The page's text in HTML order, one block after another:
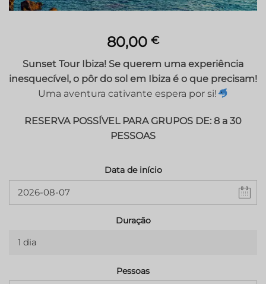
80,00 €
Sunset Tour Ibiza! Se querem uma experiência
inesquecível, o pôr do sol em Ibiza é o que precisam!
Uma aventura cativante espera por si!
RESERVA POSSÍVEL PARA GRUPOS DE: 8 a 30
PESSOAS
Data de início
Duração
1 dia
Pessoas